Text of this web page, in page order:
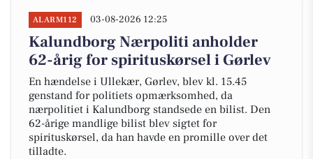
ALARM112 03-08-2026 12:25
Kalundborg Nærpoliti anholder
62-årig for spirituskørsel i Gørlev
En hændelse i Ullekær, Gørlev, blev kl. 15.45
genstand for politiets opmærksomhed, da
nærpolitiet i Kalundborg standsede en bilist. Den
62-årige mandlige bilist blev sigtet for
spirituskørsel, da han havde en promille over det
tilladte.